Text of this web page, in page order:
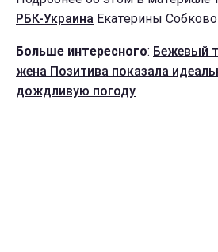
РБК-Украина Екатерины
Больше интересного: Бежевый
жена Позитива показала
дождливую погоду